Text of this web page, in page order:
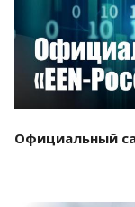
Официальный